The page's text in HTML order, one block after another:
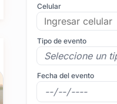
Celular
Tipo de evento
Fecha del evento